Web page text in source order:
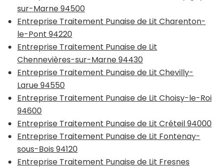
sur-Marne 94500
Entreprise Traitement Punaise de Lit Charenton-
le-Pont 94220
Entreprise Traitement Punaise de Lit
Chennevières-sur-Marne 94430
Entreprise Traitement Punaise de Lit Chevilly-
Larue 94550
Entreprise Traitement Punaise de Lit Choisy-le-Roi
94600
Entreprise Traitement Punaise de Lit Créteil 94000
Entreprise Traitement Punaise de Lit Fontenay-
sous-Bois 94120
Entreprise Traitement Punaise de Lit Fresnes